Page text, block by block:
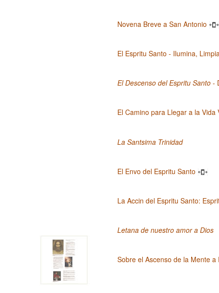
Novena Breve a San Antonio
El Espritu Santo - Ilumina,
El Descenso del Espritu Santo -
El Camino para Llegar a la Vida
La Santsima Trinidad
El Envo del Espritu Santo
La Accin del Espritu Santo:
Letana de nuestro amor a Dios
Sobre el Ascenso de la Mente